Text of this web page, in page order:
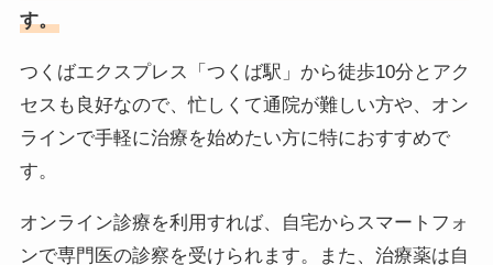
す。
つくばエクスプレス「つくば駅」から徒歩10分とアク
セスも良好なので、忙しくて通院が難しい方や、オン
ラインで手軽に治療を始めたい方に特におすすめで
す。
オンライン診療を利用すれば、自宅からスマートフォ
ンで専門医の診察を受けられます。また、治療薬は自